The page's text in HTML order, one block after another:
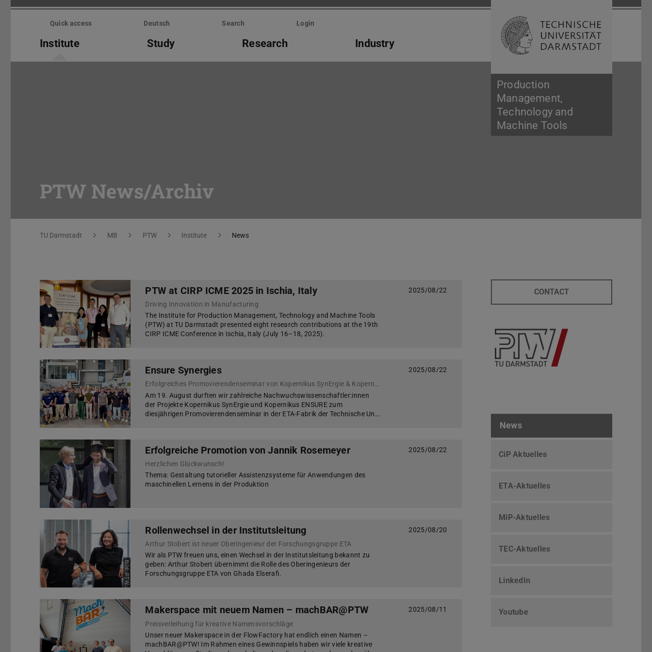
Skip
Production
Management,
Technology and
Machine Tools
Quick access Deutsch Search Login
Institute Study Research Industry Open search
PTW News/Archiv
You are here:
TU Darmstadt MB PTW Institute News
PTW at CIRP ICME 2025 in Ischia, Italy
2025/08/22
Driving Innovation in Manufacturing
The Institute for Production Management, Technology and Machine Tools
(PTW) at TU Darmstadt presented eight research contributions at the 19th
CIRP ICME Conference in Ischia, Italy (July 16–18, 2025).
Ensure Synergies
2025/08/22
Erfolgreiches Promovierendenseminar von Kopernikus SynErgie & Kopernikus ENSURE
Am 19. August durften wir zahlreiche Nachwuchswissenschaftler:innen
der Projekte Kopernikus SynErgie und Kopernikus ENSURE zum
diesjährigen Promovierendenseminar in der ETA-Fabrik der Technische Un…
Erfolgreiche Promotion von Jannik Rosemeyer
2025/08/22
Herzlichen Glückwunsch!
Thema: Gestaltung tutorieller Assistenzsysteme für Anwendungen des
maschinellen Lernens in der Produktion
Bild: PTW
Rollenwechsel in der Institutsleitung
2025/08/20
Arthur Stobert ist neuer Oberingenieur der Forschungsgruppe ETA
Wir als PTW freuen uns, einen Wechsel in der Institutsleitung bekannt zu
geben: Arthur Stobert übernimmt die Rolle des Oberingenieurs der
Forschungsgruppe ETA von Ghada Elserafi.
Makerspace mit neuem Namen – machBAR@PTW
2025/08/11
Preisverleihung für kreative Namensvorschläge
Unser neuer Makerspace in der FlowFactory hat endlich einen Namen –
machBAR@PTW! Im Rahmen eines Gewinnspiels haben wir viele kreative
CONTACT
News
CiP Aktuelles
ETA-Aktuelles
MiP-Aktuelles
TEC-Aktuelles
LinkedIn
Youtube